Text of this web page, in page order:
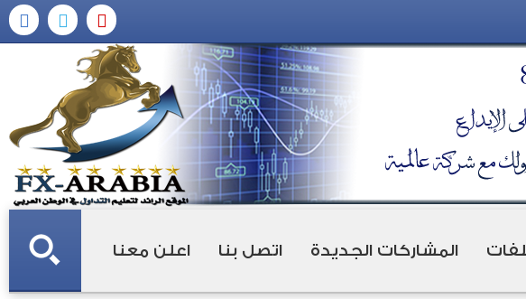
المشاركات الجديدة اتصل بنا اعلن معنا